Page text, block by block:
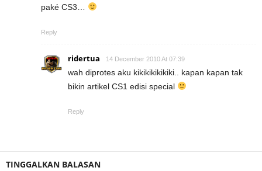
paké CS3…
Reply
ridertua 14 December 2010 At 07:39
wah diprotes aku kikikikikikiki.. kapan kapan tak
bikin artikel CS1 edisi special
Reply
TINGGALKAN BALASAN